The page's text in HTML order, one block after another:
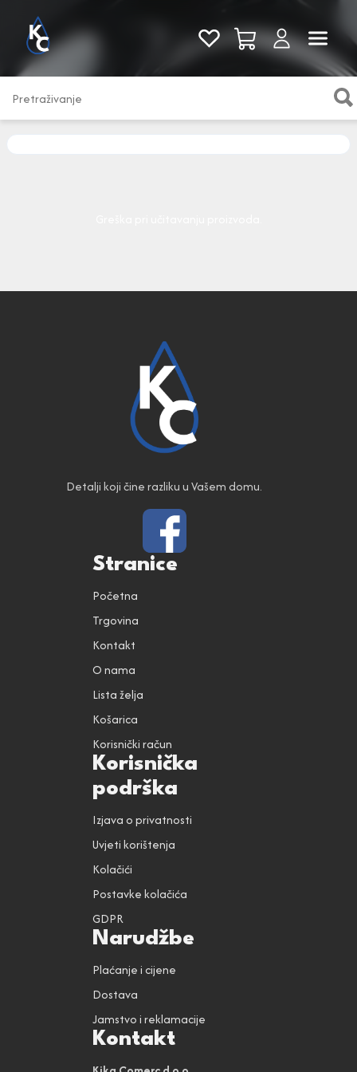
Pogledaj sve
Detalji koji čine razliku u Vašem domu.
Stranice
Početna
Trgovina
Kontakt
O nama
Lista želja
Košarica
Korisnički račun
Korisnička
podrška
Izjava o privatnosti
Uvjeti korištenja
Kolačići
Postavke kolačića
GDPR
Narudžbe
Plaćanje i cijene
Dostava
Jamstvo i reklamacije
Kontakt